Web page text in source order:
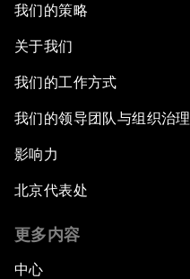
我们的策略
关于我们
我们的工作方式
我们的领导团队与组织治理
影响力
北京代表处
更多内容
中心